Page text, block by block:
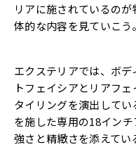
リアに施されているの
体的な内容を見ていこう。
エクステリアでは、ボ
トフェイシアとリアフ
タイリングを演出して
を施した専用の18イン
強さと精緻さを添えてい